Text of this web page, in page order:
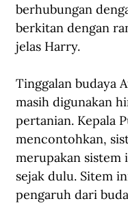
berhubungan
berkitan dengan
jelas Harry.
Tinggalan budaya
masih digunakan
pertanian. Kepala
mencontohkan,
merupakan sistem
sejak dulu. Sitem
pengaruh dari